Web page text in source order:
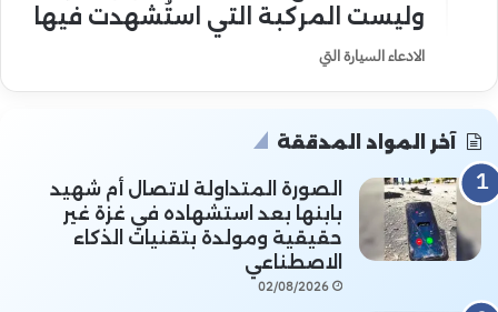
وليست المركبة التي استُشهدت فيها
الادعاء السيارة التي
آخر المواد المدققة
الصورة المتداولة لاتصال أم شهيد
بابنها بعد استشهاده في غزة غير
حقيقية ومولدة بتقنيات الذكاء
الاصطناعي
02/08/2026